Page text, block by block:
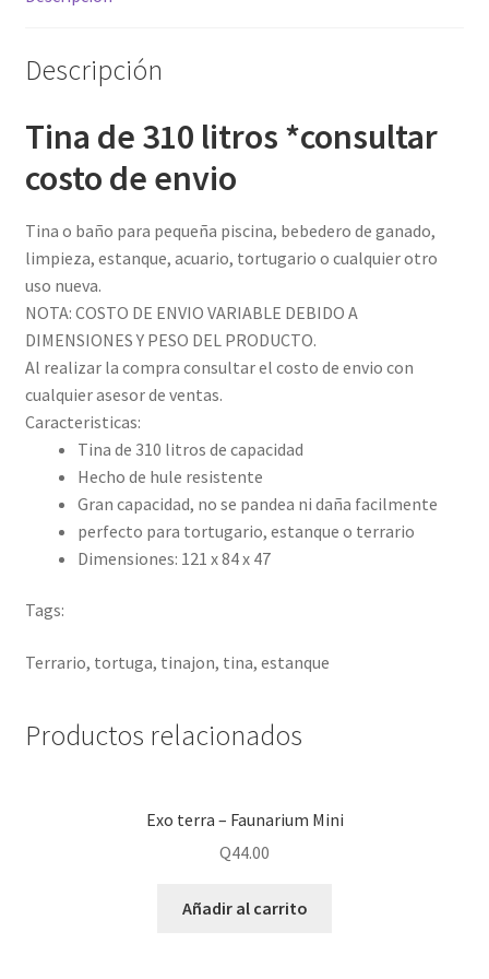
Descripción
Tina de 310 litros *consultar
costo de envio
Tina o baño para pequeña piscina, bebedero de ganado,
limpieza, estanque, acuario, tortugario o cualquier otro
uso nueva.
NOTA: COSTO DE ENVIO VARIABLE DEBIDO A
DIMENSIONES Y PESO DEL PRODUCTO.
Al realizar la compra consultar el costo de envio con
cualquier asesor de ventas.
Caracteristicas:
Tina de 310 litros de capacidad
Hecho de hule resistente
Gran capacidad, no se pandea ni daña facilmente
perfecto para tortugario, estanque o terrario
Dimensiones: 121 x 84 x 47
Tags:
Terrario, tortuga, tinajon, tina, estanque
Productos relacionados
Exo terra – Faunarium Mini
Q44.00
Añadir al carrito